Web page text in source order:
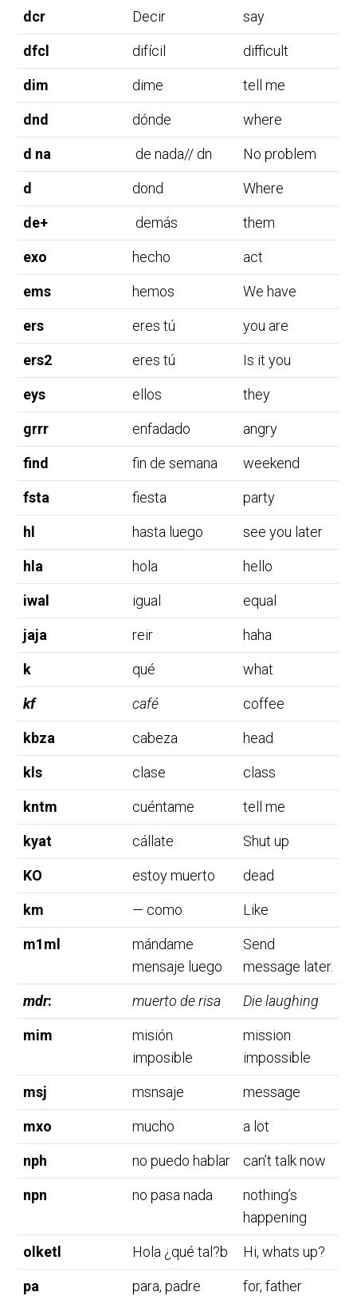
dcr Decir say
dfcl difícil difficult
dim dime tell me
dnd dónde where
d na de nada// dn No problem
d dond Where
de+ demás them
exo hecho act
ems hemos We have
ers eres tú you are
ers2 eres tú Is it you
eys ellos they
grrr enfadado angry
find fin de semana weekend
fsta fiesta party
hl hasta luego see you later
hla hola hello
iwal igual equal
jaja reir haha
k qué what
kf café coffee
kbza cabeza head
kls clase class
kntm cuéntame tell me
kyat cállate Shut up
KO estoy muerto dead
km — como Like
m1ml
mándame
mensaje luego
Send
message later.
mdr: muerto de risa Die laughing
mim
misión
imposible
mission
impossible
msj msnsaje message
mxo mucho a lot
nph no puedo hablar can’t talk now
npn no pasa nada
nothing’s
happening
olketl Hola ¿qué tal?b Hi, whats up?
pa para, padre for, father